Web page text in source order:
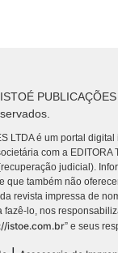
LTDA é um portal
com a EDITORA
judicial).
que também não
revista impressa de
fazê-lo, nos
istoe.com.br” e seus